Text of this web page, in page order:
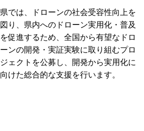
県では、ドローンの社会受容性向上を
図り、県内へのドローン実用化・普及
を促進するため、全国から有望なドロ
ーンの開発・実証実験に取り組むプロ
ジェクトを公募し、開発から実用化に
向けた総合的な支援を行います。